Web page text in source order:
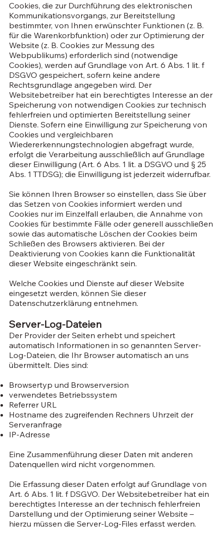
Cookies, die zur Durchführung des elektronischen
Kommunikationsvorgangs, zur Bereitstellung
bestimmter, von Ihnen erwünschter Funktionen (z. B.
für die Warenkorbfunktion) oder zur Optimierung der
Website (z. B. Cookies zur Messung des
Webpublikums) erforderlich sind (notwendige
Cookies), werden auf Grundlage von Art. 6 Abs. 1 lit. f
DSGVO gespeichert, sofern keine andere
Rechtsgrundlage angegeben wird. Der
Websitebetreiber hat ein berechtigtes Interesse an der
Speicherung von notwendigen Cookies zur technisch
fehlerfreien und optimierten Bereitstellung seiner
Dienste. Sofern eine Einwilligung zur Speicherung von
Cookies und vergleichbaren
Wiedererkennungstechnologien abgefragt wurde,
erfolgt die Verarbeitung ausschließlich auf Grundlage
dieser Einwilligung (Art. 6 Abs. 1 lit. a DSGVO und § 25
Abs. 1 TTDSG); die Einwilligung ist jederzeit widerrufbar.
Sie können Ihren Browser so einstellen, dass Sie über
das Setzen von Cookies informiert werden und
Cookies nur im Einzelfall erlauben, die Annahme von
Cookies für bestimmte Fälle oder generell ausschließen
sowie das automatische Löschen der Cookies beim
Schließen des Browsers aktivieren. Bei der
Deaktivierung von Cookies kann die Funktionalität
dieser Website eingeschränkt sein.
Welche Cookies und Dienste auf dieser Website
eingesetzt werden, können Sie dieser
Datenschutzerklärung entnehmen.
Server-Log-Dateien
Der Provider der Seiten erhebt und speichert
automatisch Informationen in so genannten Server-
Log-Dateien, die Ihr Browser automatisch an uns
übermittelt. Dies sind:
Browsertyp und Browserversion
verwendetes Betriebssystem
Referrer URL
Hostname des zugreifenden Rechners Uhrzeit der
Serveranfrage
IP-Adresse
Eine Zusammenführung dieser Daten mit anderen
Datenquellen wird nicht vorgenommen.
Die Erfassung dieser Daten erfolgt auf Grundlage von
Art. 6 Abs. 1 lit. f DSGVO. Der Websitebetreiber hat ein
berechtigtes Interesse an der technisch fehlerfreien
Darstellung und der Optimierung seiner Website –
hierzu müssen die Server-Log-Files erfasst werden.